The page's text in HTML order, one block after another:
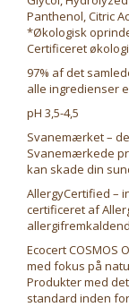
Panthenol, Citric
*Økologisk
Certificeret
97% af det
alle ingredienser
pH 3,5-4,5
Svanemærket –
Svanemærkede
kan skade din
AllergyCertified –
certificeret af
Ecocert
med fokus på
Produkter med
standard inden